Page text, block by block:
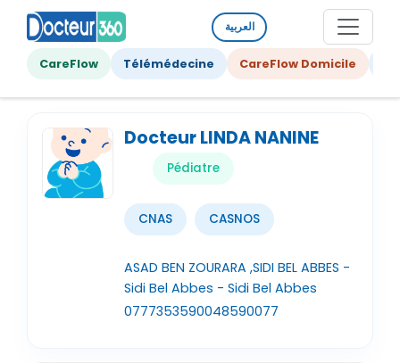
العربية
CareFlow Télémédecine CareFlow Domicile
Docteur LINDA NANINE
Pédiatre
CNAS CASNOS
ASAD BEN ZOURARA ,SIDI BEL ABBES -
Sidi Bel Abbes - Sidi Bel Abbes
0777353590048590077